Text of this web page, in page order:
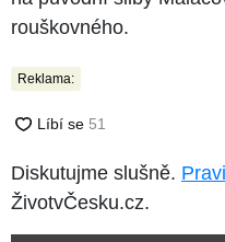
rouškovného.
Reklama:
Diskutujme slušně.
ŽivotvČesku.cz.